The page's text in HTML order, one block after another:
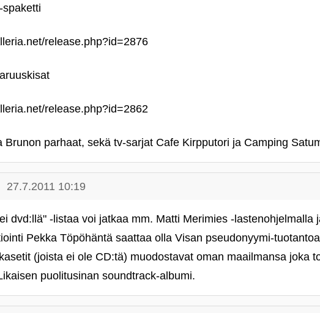
release.php?id=2876
release.php?id=2862
Brunon parhaat, sekä tv-sarjat Cafe Kirpputori ja Camping
27.7.2011 10:19
dvd:llä" ‑listaa voi jatkaa mm. Matti Merimies ‑lastenohjelmalla
Pekka Töpöhäntä saattaa olla Visan pseudonyymi-
(joista ei ole CD:tä) muodostavat oman maailmansa joka
puolitusinan soundtrack-albumi.